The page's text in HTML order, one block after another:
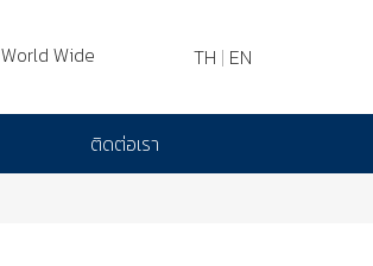
World Wide TH | EN
ติดต่อเรา